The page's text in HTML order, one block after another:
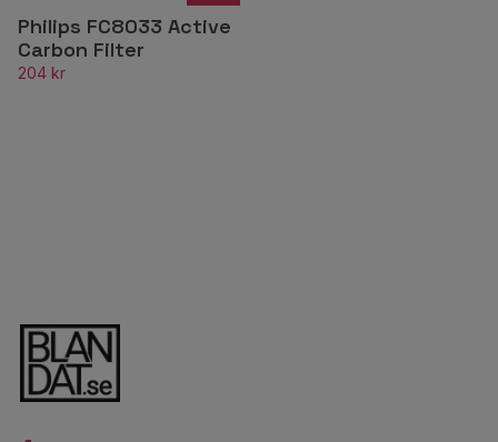
Philips FC8033 Active
Carbon Filter
204 kr